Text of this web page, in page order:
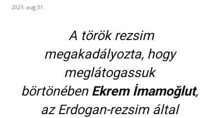
2025. aug 31.
A török rezsim
megakadályozta, hogy
meglátogassuk
börtönében Ekrem İmamoğlut,
az Erdogan-rezsim által